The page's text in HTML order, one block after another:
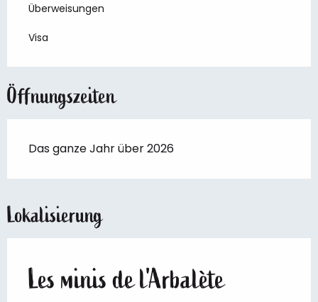
Überweisungen
Visa
Öffnungszeiten
Das ganze Jahr über 2026
Lokalisierung
Les minis de l'Arbalète